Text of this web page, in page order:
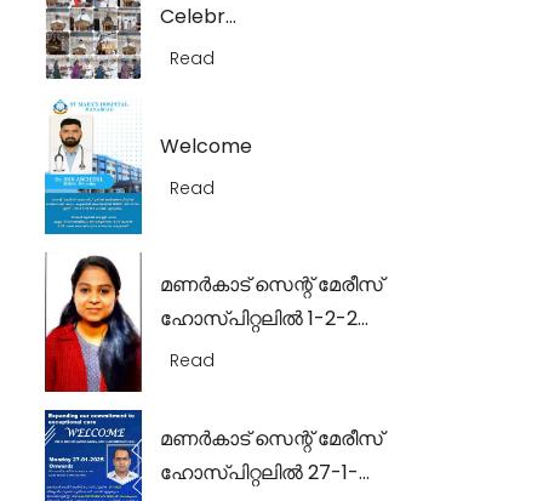
Celebr...
Read
Welcome
Read
മണർകാട് സെന്റ് മേരീസ്
ഹോസ്പിറ്റലിൽ 1-2-2...
Read
മണർകാട് സെന്റ് മേരീസ്
ഹോസ്പിറ്റലിൽ 27-1-...